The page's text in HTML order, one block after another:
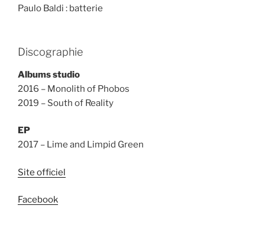
Paulo Baldi : batterie
Discographie
Albums studio
2016 – Monolith of Phobos
2019 – South of Reality
EP
2017 – Lime and Limpid Green
Site officiel
Facebook